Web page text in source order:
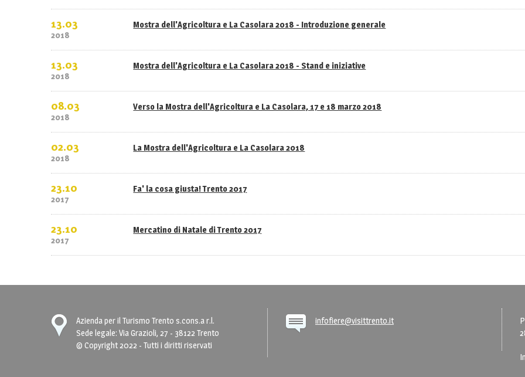
13.03
2018
Mostra dell'Agricoltura e La Casolara 2018 - Introduzione generale
13.03
2018
Mostra dell'Agricoltura e La Casolara 2018 - Stand e iniziative
08.03
2018
Verso la Mostra dell'Agricoltura e La Casolara, 17 e 18 marzo 2018
02.03
2018
La Mostra dell'Agricoltura e La Casolara 2018
23.10
2017
Fa' la cosa giusta! Trento 2017
23.10
2017
Mercatino di Natale di Trento 2017
Azienda per il Turismo Trento s.cons.a r.l.
Sede legale: Via Grazioli, 27 - 38122 Trento
© Copyright 2022 - Tutti i diritti riservati
infofiere@visittrento.it